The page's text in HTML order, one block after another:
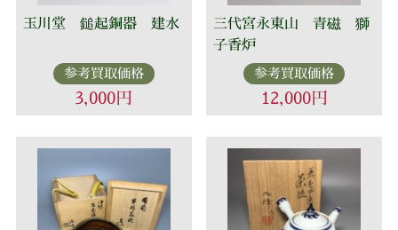
玉川堂 鎚起銅器 建水
参考買取価格
3,000円
三代宮永東山 青磁 獅
子香炉
参考買取価格
12,000円